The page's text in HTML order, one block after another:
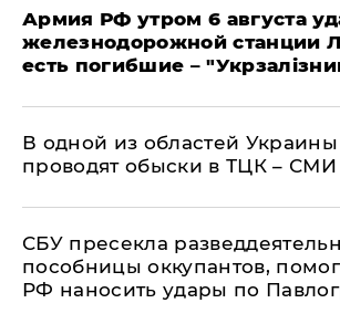
Армия РФ утром 6 августа
железнодорожной станции
есть погибшие –
В одной из областей Украины
проводят обыски в ТЦК – СМИ
СБУ пресекла
пособницы оккупантов,
РФ наносить удары по